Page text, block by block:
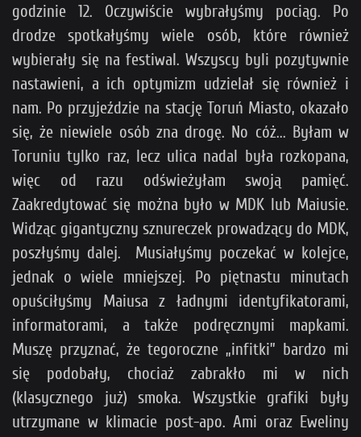
godzinie 12. Oczywiście wybrałyśmy pociąg. Po
drodze spotkałyśmy wiele osób, które również
wybierały się na festiwal. Wszyscy byli pozytywnie
nastawieni, a ich optymizm udzielał się również i
nam. Po przyjeździe na stację Toruń Miasto, okazało
się, że niewiele osób zna drogę. No cóż... Byłam w
Toruniu tylko raz, lecz ulica nadal była rozkopana,
więc od razu odświeżyłam swoją pamięć.
Zaakredytować się można było w MDK lub Maiusie.
Widząc gigantyczny sznureczek prowadzący do MDK,
poszłyśmy dalej. Musiałyśmy poczekać w kolejce,
jednak o wiele mniejszej. Po piętnastu minutach
opuściłyśmy Maiusa z ładnymi identyfikatorami,
informatorami, a także podręcznymi mapkami.
Muszę przyznać, że tegoroczne „infitki” bardzo mi
się podobały, chociaż zabrakło mi w nich
(klasycznego już) smoka. Wszystkie grafiki były
utrzymane w klimacie post-apo. Ami oraz Eweliny